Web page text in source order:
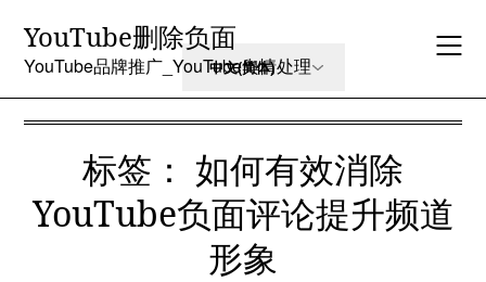
content
YouTube删除负面
YouTube品牌推广_YouTube舆情处理
标签： 如何有效消除
YouTube负面评论提升频道
形象